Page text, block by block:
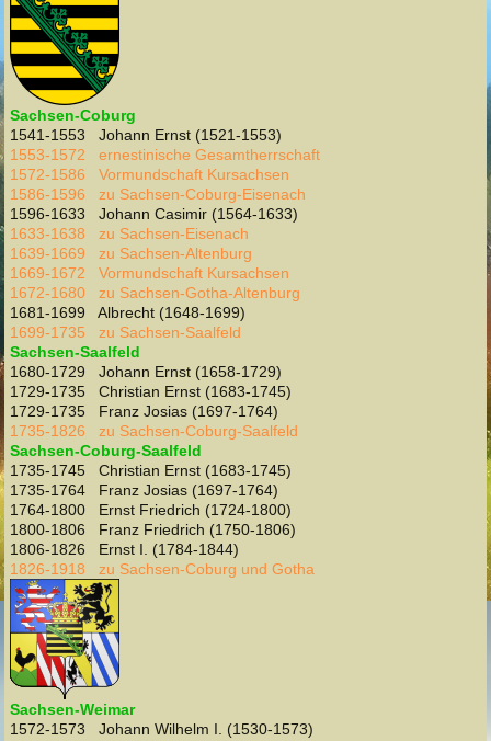
Sachsen-Coburg
1541-1553 Johann Ernst (1521-1553)
1553-1572 ernestinische Gesamtherrschaft
1572-1586 Vormundschaft Kursachsen
1586-1596 zu Sachsen-Coburg-Eisenach
1596-1633 Johann Casimir (1564-1633)
1633-1638 zu Sachsen-Eisenach
1639-1669 zu Sachsen-Altenburg
1669-1672 Vormundschaft Kursachsen
1672-1680 zu Sachsen-Gotha-Altenburg
1681-1699 Albrecht (1648-1699)
1699-1735 zu Sachsen-Saalfeld
Sachsen-Saalfeld
1680-1729 Johann Ernst (1658-1729)
1729-1735 Christian Ernst (1683-1745)
1729-1735 Franz Josias (1697-1764)
1735-1826 zu Sachsen-Coburg-Saalfeld
Sachsen-Coburg-Saalfeld
1735-1745 Christian Ernst (1683-1745)
1735-1764 Franz Josias (1697-1764)
1764-1800 Ernst Friedrich (1724-1800)
1800-1806 Franz Friedrich (1750-1806)
1806-1826 Ernst I. (1784-1844)
1826-1918 zu Sachsen-Coburg und Gotha
Sachsen-Weimar
1572-1573 Johann Wilhelm I. (1530-1573)